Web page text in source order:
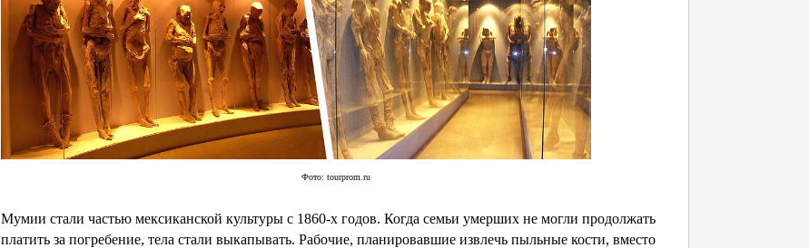
Фото: tourprom.ru
Мумии стали частью мексиканской культуры с 1860-х годов. Когда семьи умерших не могли продолжать
платить за погребение, тела стали выкапывать. Рабочие, планировавшие извлечь пыльные кости, вместо